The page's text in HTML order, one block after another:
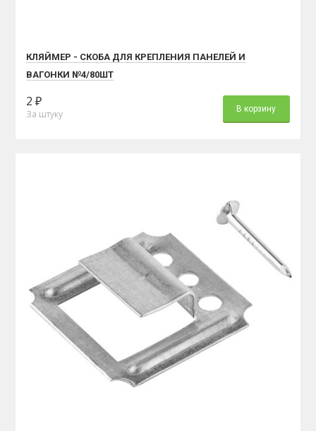
КЛЯЙМЕР - СКОБА ДЛЯ КРЕПЛЕНИЯ ПАНЕЛЕЙ И
ВАГОНКИ №4/80ШТ
2 ₽
За штуку В корзину